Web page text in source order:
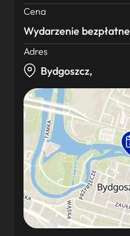
Cena
Wydarzenie bezpłatne
Adres
Bydgoszcz,